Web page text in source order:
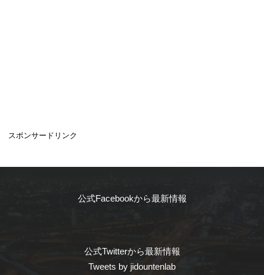
スポンサードリンク
公式Facebookから最新情報
公式Twitterから最新情報
Tweets by jidountenlab